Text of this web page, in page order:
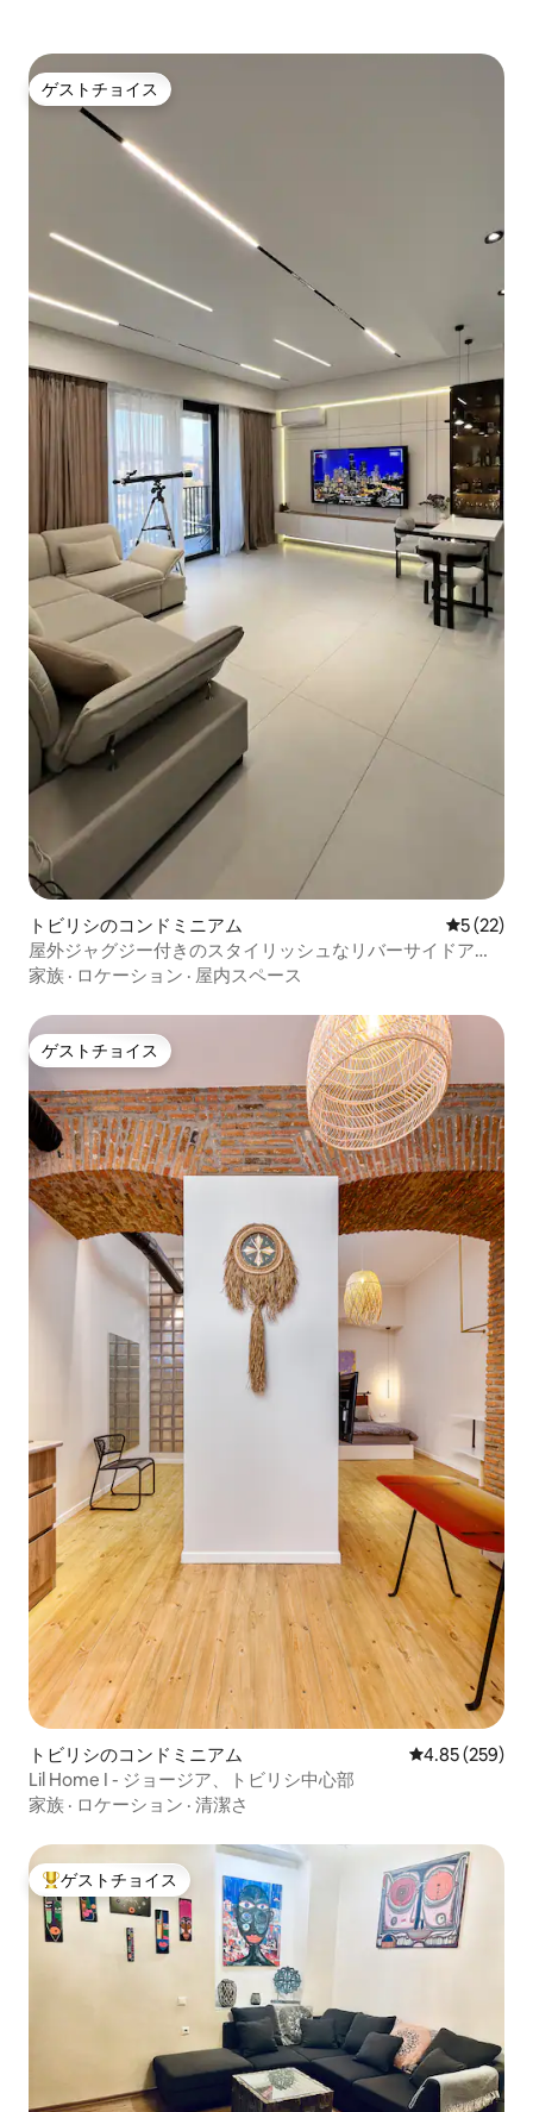
ゲストチョイス
ゲストチョイス
トビリシのコンドミニアム レビュー
5 (22)
屋外ジャグジー付きのスタイリッシュなリバーサイドアパ
ート
家族 · ロケーション · 屋内スペース
ゲストチョイス
ゲストチョイス
トビリシのコンドミニアム レビュー259
4.85 (259)
Lil Home I - ジョージア、トビリシ中心部
家族 · ロケーション · 清潔さ
大好評のゲストチョイスです。
ゲストチョイス